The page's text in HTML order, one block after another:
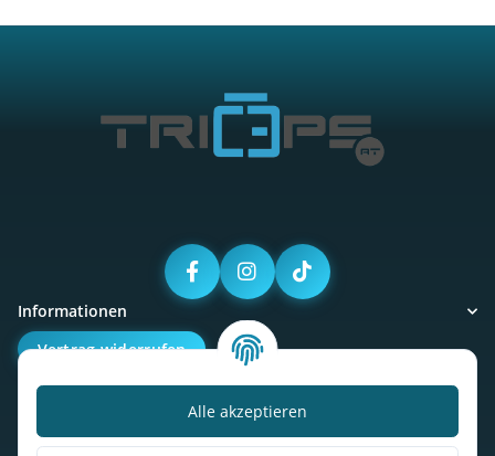
Alle akzeptieren
Informationen
Vertrag widerrufen
Kalorienbedarfsrechner